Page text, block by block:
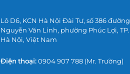
Lô D6, KCN Hà Nội Đài Tư, số 386 đường
Nguyễn Văn Linh, phường Phúc Lợi, TP.
Hà Nội, Việt Nam
Điện thoại:0904 907 788 (Mr. Trường)